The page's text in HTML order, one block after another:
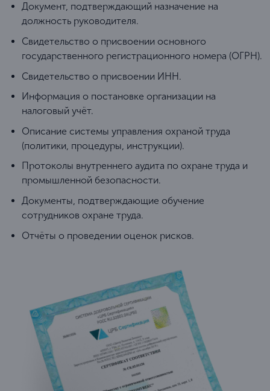
Документ, подтверждающий назначение на
должность руководителя.
Свидетельство о присвоении основного
государственного регистрационного номера (ОГРН).
Свидетельство о присвоении ИНН.
Информация о постановке организации на
налоговый учёт.
Описание системы управления охраной труда
(политики, процедуры, инструкции).
Протоколы внутреннего аудита по охране труда и
промышленной безопасности.
Документы, подтверждающие обучение
сотрудников охране труда.
Отчёты о проведении оценок рисков.